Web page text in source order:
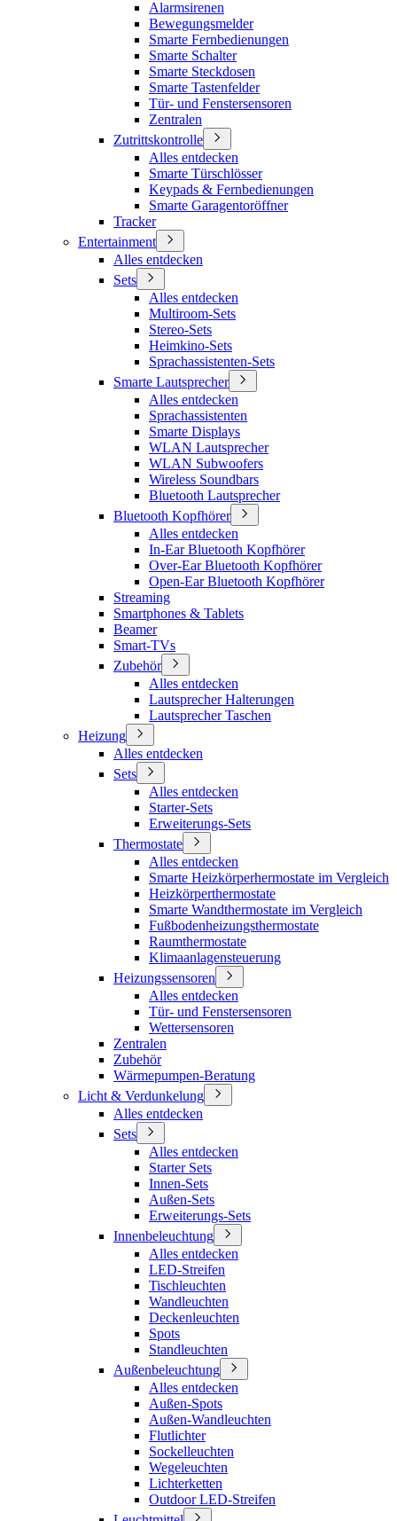
Alarmsirenen
Bewegungsmelder
Smarte Fernbedienungen
Smarte Schalter
Smarte Steckdosen
Smarte Tastenfelder
Tür- und Fenstersensoren
Zentralen
Zutrittskontrolle
Alles entdecken
Smarte Türschlösser
Keypads & Fernbedienungen
Smarte Garagentoröffner
Tracker
Entertainment
Alles entdecken
Sets
Alles entdecken
Multiroom-Sets
Stereo-Sets
Heimkino-Sets
Sprachassistenten-Sets
Smarte Lautsprecher
Alles entdecken
Sprachassistenten
Smarte Displays
WLAN Lautsprecher
WLAN Subwoofers
Wireless Soundbars
Bluetooth Lautsprecher
Bluetooth Kopfhörer
Alles entdecken
In-Ear Bluetooth Kopfhörer
Over-Ear Bluetooth Kopfhörer
Open-Ear Bluetooth Kopfhörer
Streaming
Smartphones & Tablets
Beamer
Smart-TVs
Zubehör
Alles entdecken
Lautsprecher Halterungen
Lautsprecher Taschen
Heizung
Alles entdecken
Sets
Alles entdecken
Starter-Sets
Erweiterungs-Sets
Thermostate
Alles entdecken
Smarte Heizkörperhermostate im Vergleich
Heizkörperthermostate
Smarte Wandthermostate im Vergleich
Fußbodenheizungsthermostate
Raumthermostate
Klimaanlagensteuerung
Heizungssensoren
Alles entdecken
Tür- und Fenstersensoren
Wettersensoren
Zentralen
Zubehör
Wärmepumpen-Beratung
Licht & Verdunkelung
Alles entdecken
Sets
Alles entdecken
Starter Sets
Innen-Sets
Außen-Sets
Erweiterungs-Sets
Innenbeleuchtung
Alles entdecken
LED-Streifen
Tischleuchten
Wandleuchten
Deckenleuchten
Spots
Standleuchten
Außenbeleuchtung
Alles entdecken
Außen-Spots
Außen-Wandleuchten
Flutlichter
Sockelleuchten
Wegeleuchten
Lichterketten
Outdoor LED-Streifen